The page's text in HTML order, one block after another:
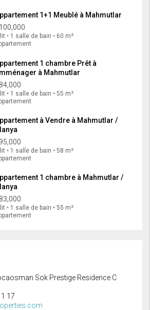
1+1 Meublé à Mahmutlar
• 1 salle de bain • 60 m²
1 chambre Prêt à
à Mahmutlar
• 1 salle de bain • 55 m²
à Vendre à Mahmutlar /
• 1 salle de bain • 58 m²
1 chambre à Mahmutlar /
• 1 salle de bain • 55 m²
Sok Prestige Residence C
17